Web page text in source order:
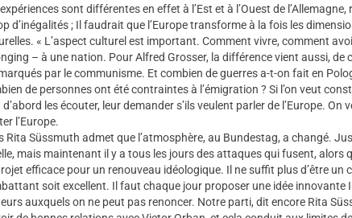
sont différentes en effet à l’Est et à l’Ouest de
d’inégalités ; Il faudrait que l’Europe transforme à la fois les
« L’aspect culturel est important. Comment vivre, comment
– à une nation. Pour Alfred Grosser, la différence vient aussi, de
par le communisme. Et combien de guerres a-t-on fait en
de personnes ont été contraintes à l’émigration ? Si l’on veut
les écouter, leur demander s’ils veulent parler de l’Europe. On
l’Europe.
Rita Süssmuth admet que l’atmosphère, au Bundestag, a changé.
mais maintenant il y a tous les jours des attaques qui fusent, alors
efficace pour un renouveau idéologique. Il ne suffit plus d’être un
soit excellent. Il faut chaque jour proposer une idée innovante
auxquels on ne peut pas renoncer. Notre parti, dit encore Rita